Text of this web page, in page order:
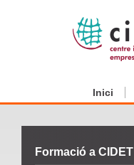
Inici
Formació a CIDET